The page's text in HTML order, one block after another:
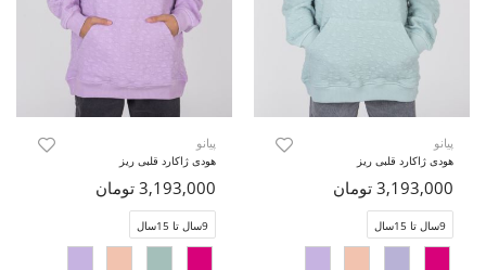
پیانو
هودی ژاکارد قلبی ریز
3,193,000 تومان
9سال تا 15سال
پیانو
هودی ژاکارد قلبی ریز
3,193,000 تومان
9سال تا 15سال